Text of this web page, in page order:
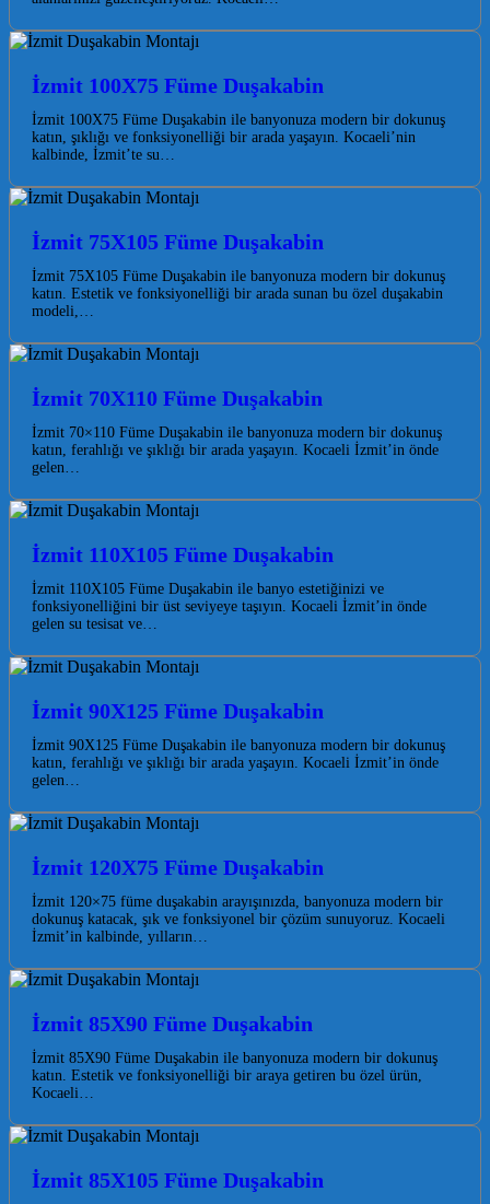
İzmit 100X75 Füme Duşakabin
İzmit 100X75 Füme Duşakabin ile banyonuza modern bir dokunuş
katın, şıklığı ve fonksiyonelliği bir arada yaşayın. Kocaeli’nin
kalbinde, İzmit’te su…
İzmit 75X105 Füme Duşakabin
İzmit 75X105 Füme Duşakabin ile banyonuza modern bir dokunuş
katın. Estetik ve fonksiyonelliği bir arada sunan bu özel duşakabin
modeli,…
İzmit 70X110 Füme Duşakabin
İzmit 70×110 Füme Duşakabin ile banyonuza modern bir dokunuş
katın, ferahlığı ve şıklığı bir arada yaşayın. Kocaeli İzmit’in önde
gelen…
İzmit 110X105 Füme Duşakabin
İzmit 110X105 Füme Duşakabin ile banyo estetiğinizi ve
fonksiyonelliğini bir üst seviyeye taşıyın. Kocaeli İzmit’in önde
gelen su tesisat ve…
İzmit 90X125 Füme Duşakabin
İzmit 90X125 Füme Duşakabin ile banyonuza modern bir dokunuş
katın, ferahlığı ve şıklığı bir arada yaşayın. Kocaeli İzmit’in önde
gelen…
İzmit 120X75 Füme Duşakabin
İzmit 120×75 füme duşakabin arayışınızda, banyonuza modern bir
dokunuş katacak, şık ve fonksiyonel bir çözüm sunuyoruz. Kocaeli
İzmit’in kalbinde, yılların…
İzmit 85X90 Füme Duşakabin
İzmit 85X90 Füme Duşakabin ile banyonuza modern bir dokunuş
katın. Estetik ve fonksiyonelliği bir araya getiren bu özel ürün,
Kocaeli…
İzmit 85X105 Füme Duşakabin